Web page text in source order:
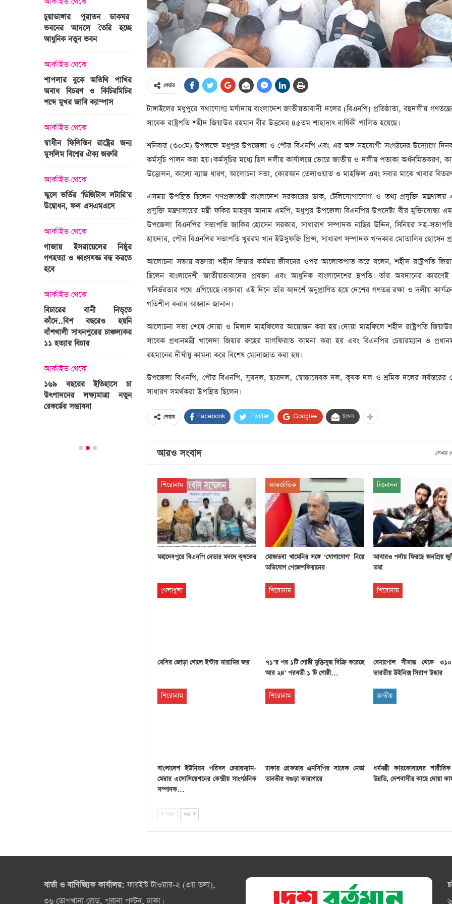
শেয়ার
টাঙ্গাইলের মধুপুরে যথাযোগ্য মর্যাদায় বাংলাদেশ জাতীয়তাবাদী দলের (বিএনপি) প্রতিষ্ঠাতা, বহুদলীয়
সাবেক রাষ্ট্রপতি শহীদ জিয়াউর রহমান বীর উত্তমের ৪৫তম শাহাদাৎ বার্ষিকী পালিত হয়েছে।
​শনিবার (৩০মে) উপলক্ষে মধুপুর উপজেলা ও পৌর বিএনপি এবং এর অঙ্গ-সহযোগী সংগঠনের উদ্যোগে
কর্মসূচি পালন করা হয়। কর্মসূচির মধ্যে ছিল দলীয় কার্যালয়ে ভোরে জাতীয় ও দলীয় পতাকা অর্ধনমিতকরণ,
উত্তোলন, কালো ব্যাজ ধারণ, আলোচনা সভা, কোরআন তেলাওয়াত ও মাহফিল এবং সবার মাঝে খাবার
এসময় উপস্থিত ছিলেন গণপ্রজাতন্ত্রী বাংলাদেশ সরকারের ডাক, টেলিযোগাযোগ ও তথ্য প্রযুক্তি মন্ত্রণালয়
প্রযুক্তি মন্ত্রণালয়ের মন্ত্রী ফকির মাহবুব আনাম এমপি, মধুপুর উপজেলা বিএনপির উপদেষ্টা বীর মুক্তিযোদ্ধা
উপজেলা বিএনপির সভাপতি জাকির হোসেন সরকার, সাধারাণ সম্পাদক নাছির উদ্দিন, সিনিয়র সহ-
হায়দার, পৌর বিএনপির সভাপতি খুররম খান ইউসুফজি প্রিন্স, সাধারণ সম্পাদক খন্দকার মোতালিব হোসেন
​আলোচনা সভায় বক্তারা শহীদ জিয়ার কর্মময় জীবনের ওপর আলোকপাত করে বলেন, শহীদ রাষ্ট্রপতি
ছিলেন বাংলাদেশী জাতীয়তাবাদের প্রবক্তা এবং আধুনিক বাংলাদেশের স্থপতি। তাঁর অবদানের
স্বনির্ভরতার পথে এগিয়েছে। বক্তারা এই দিনে তাঁর আদর্শে অনুপ্রাণিত হয়ে দেশের গণতন্ত্র রক্ষা ও দলীয়
গতিশীল করার আহ্বান জানান।
​আলোচনা সভা শেষে দোয়া ও মিলাদ মাহফিলের আয়োজন করা হয়। দোয়া মাহফিলে শহীদ রাষ্ট্রপতি
সাবেক প্রধানমন্ত্রী খালেদা জিয়ার রুহের মাগফিরাত কামনা করা হয় এবং বিএনপির চেয়ারম্যান ও
রহমানের দীর্ঘায়ু কামনা করে বিশেষ মোনাজাত করা হয়।
উপজেলা বিএনপি, পৌর বিএনপি, যুবদল, ছাত্রদল, স্বেচ্ছাসেবক দল, কৃষক দল ও শ্রমিক দলের সর্বস্তরের
সাধারণ সমর্থকরা উপস্থিত ছিলেন।
শেয়ার Facebook Twitter Google+ ইমেল
আরও সংবাদ লেখক
শিরোনাম
মহাদেবপুরে বিএনপি নেতার মদদে কৃষকের
আন্তর্জাতিক
মোজতবা খামেনির সঙ্গে ‘যোগাযোগ’ নিয়ে
অভিযোগ পেজেশকিয়ানের
বিনোদন
আবারও পর্দায় ফিরছে জনপ্রিয়
তমা
খেলাধুলা
মেসির জোড়া গোলে ইন্টার মায়ামির জয়
শিরোনাম
৭১’র পর ১টি গোষ্ঠী মুক্তিযুদ্ধ বিক্রি করেছে
আর ২৪’ পরবর্তী ১ টি গোষ্ঠী…
শিরোনাম
বেনাপোল সীমান্ত থেকে
ভারতীয় উইনিক্স সিরাপ উদ্ধার
শিরোনাম
বাংলাদেশ ইউনিয়ন পরিষদ চেয়ারম্যান-
মেম্বার এসোসিয়েশনের কেন্দ্রীয় সাংগঠনিক
সম্পাদক…
শিরোনাম
ঢাকায় গ্রেফতার এনসিপির সাবেক নেতা
তানভীর বগুড়া কারাগারে
জাতীয়
ধর্মমন্ত্রী কায়কোবাদের
উন্নতি, দেশবাসীর কাছে দোয়া
আগে পরে
চুয়াডাঙ্গার পুরাতন ডাকঘর
ভবনের আদলে তৈরি হচ্ছে
আধুনিক নতুন ভবন
আর্কাইভ থেকে
শাপলার বুকে অতিথি পাখির
অবাধ বিচরণ ও কিচিরমিচির
শব্দে মুখর জাবি ক্যাম্পাস
আর্কাইভ থেকে
স্বাধীন ফিলিস্তিন রাষ্ট্রের জন্য
মুসলিম বিশ্বের ঐক্য জরুরি
আর্কাইভ থেকে
স্কুলে ভর্তির ‘ডিজিটাল লটারি’র
উদ্বোধন, ফল এসএমএসে
আর্কাইভ থেকে
গাজায় ইসরায়েলের নিষ্ঠুর
গণহত্যা ও ধ্বংসযজ্ঞ বন্ধ করতে
হবে
আর্কাইভ থেকে
বিচারের বানী নিভৃতে
কাঁদে..বিশ বছরেও হয়নি
বাঁশখালী সাধনপুরের চাঞ্চল্যকর
১১ হত্যার বিচার
আর্কাইভ থেকে
১৬৯ বছরের ইতিহাসে চা
উৎপাদনের লক্ষ্যমাত্রা নতুন
রেকর্ডের সম্ভাবনা
অপরাধ
গুলশান হলি আর্টিজান হামলা
মামলা : হাইকোর্টের রায় আজ
আন্তর্জাতিক
অজ্ঞাত বন্দুকধারীর গুলিতে
মাওলানা তারেক জামিলের
ছেলের মৃত্যু
আন্তর্জাতিক
বিশ্বকাপ ইাতহাসে সাকিবের
আরেকটি রেকর্ড
আর্কাইভ থেকে
টানেল উদ্বোধন : প্রধানমন্ত্রীর
জনসভায় যোগ দিচ্ছেন দলীয়
নেতাকর্মীরা
আর্কাইভ থেকে
ভারতজুড়ে চলছে ‘মুজিব:একটি
জাতির রূপকার ’সিনেমার
প্রচারণা
আর্কাইভ থেকে
স্বামীকে বেঁধে স্ত্রীকে গণধর্ষণ, ২
ধর্ষককে পুলিশে দিল মা-বাবা
আর্কাইভ থেকে
প্রস্তুত গাবতলীর হাট
আর্কাইভ থেকে
সেহরি, ইফতার ও তারাবির
সময় নিরবচ্ছিন্ন বিদ্যুৎ রাখার
নির্দেশ: প্রধানমন্ত্রী তারেক
দেশের ১১তম প্রধানমন্ত্রী হলেন
তারেক রহমান
আর্কাইভ থেকে
নতুন মন্ত্রিসভা ৫০ সদস্যের হতে
পারে, ২৫ পূর্ণমন্ত্রী, প্রতিমন্ত্রী
আর্কাইভ থেকে
সাবেক প্রধানমন্ত্রী খালেদা
জিয়ার মৃত্যুতে ৩ দিনের রাষ্ট্রীয়
আর্কাইভ থেকে
দেশনেত্রী বেগম খালেদা জিয়া
আর্কাইভ থেকে
ঐতিহাসিক পাগলা
মসজিদ:দানবাক্সে মিলল রেকর্ড
সহিংসতার অভিঘাতে পর্যটন
বার্তা ও বাণিজ্যিক কার্যালয়:ফারইস্ট টাওয়ার-২ (৩য় তলা),
৩৬ তোপখানা রোড, পুরানা পল্টন, ঢাকা।